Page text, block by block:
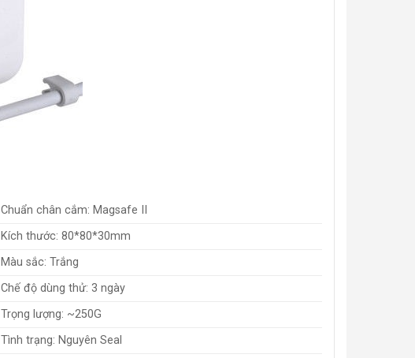
Chuẩn chân cắm: Magsafe II
Kích thước: 80*80*30mm
Màu sắc: Trắng
Chế độ dùng thử: 3 ngày
Trọng lượng: ~250G
Tình trạng: Nguyên Seal